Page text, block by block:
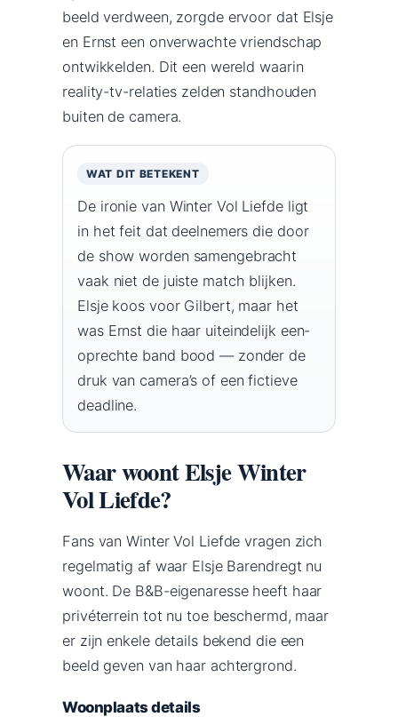
beeld verdween, zorgde ervoor dat Elsje
en Ernst een onverwachte vriendschap
ontwikkelden. Dit een wereld waarin
reality-tv-relaties zelden standhouden
buiten de camera.
WAT DIT BETEKENT
De ironie van Winter Vol Liefde ligt
in het feit dat deelnemers die door
de show worden samengebracht
vaak niet de juiste match blijken.
Elsje koos voor Gilbert, maar het
was Ernst die haar uiteindelijk een-
oprechte band bood — zonder de
druk van camera’s of een fictieve
deadline.
Waar woont Elsje Winter
Vol Liefde?
Fans van Winter Vol Liefde vragen zich
regelmatig af waar Elsje Barendregt nu
woont. De B&B-eigenaresse heeft haar
privéterrein tot nu toe beschermd, maar
er zijn enkele details bekend die een
beeld geven van haar achtergrond.
Woonplaats details